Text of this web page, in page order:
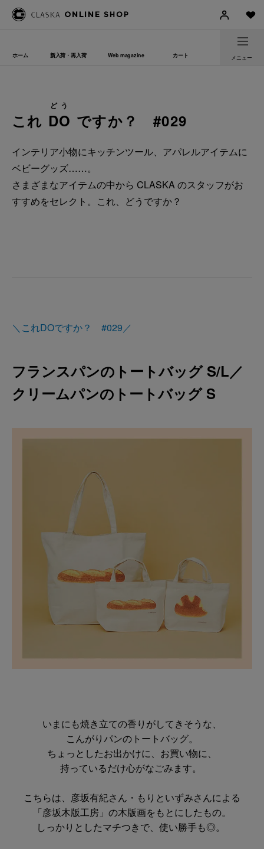
ホーム 新入荷・再入荷 Web magazine カート メニュー
これ DO
どう
ですか？ #029
インテリア小物にキッチンツール、アパレルアイテムに
ベビーグッズ……。
さまざまなアイテムの中から CLASKA のスタッフがお
すすめをセレクト。これ、どうですか？
＼これDOですか？ #029／
フランスパンのトートバッグ S/L／
クリームパンのトートバッグ S
いまにも焼き立ての香りがしてきそうな、
こんがりパンのトートバッグ。
ちょっとしたお出かけに、お買い物に、
持っているだけ心がなごみます。
こちらは、彦坂有紀さん・もりといずみさんによる
「彦坂木版工房」の木版画をもとにしたもの。
しっかりとしたマチつきで、使い勝手も◎。